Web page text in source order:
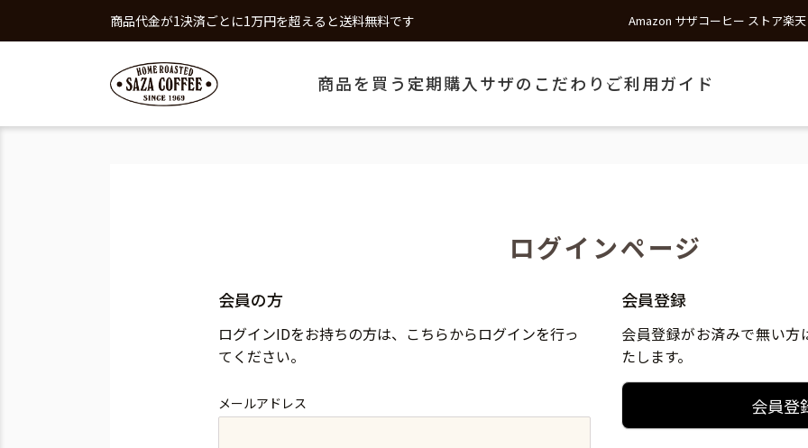
商品代金が1決済ごとに1万円を超えると送料無料です Amazon サザコーヒー ストア楽
商品を買う 定期購入 サザのこだわり ご利用ガイド
ログインページ
会員の方
ログインIDをお持ちの方は、こちらからログインを行っ
てください。
メールアドレス
会員登録
会員登録がお済みで無い
たします。
会員登